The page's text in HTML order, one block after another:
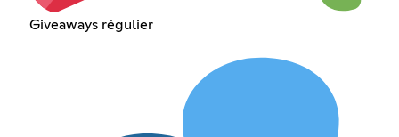
Giveaways régulier